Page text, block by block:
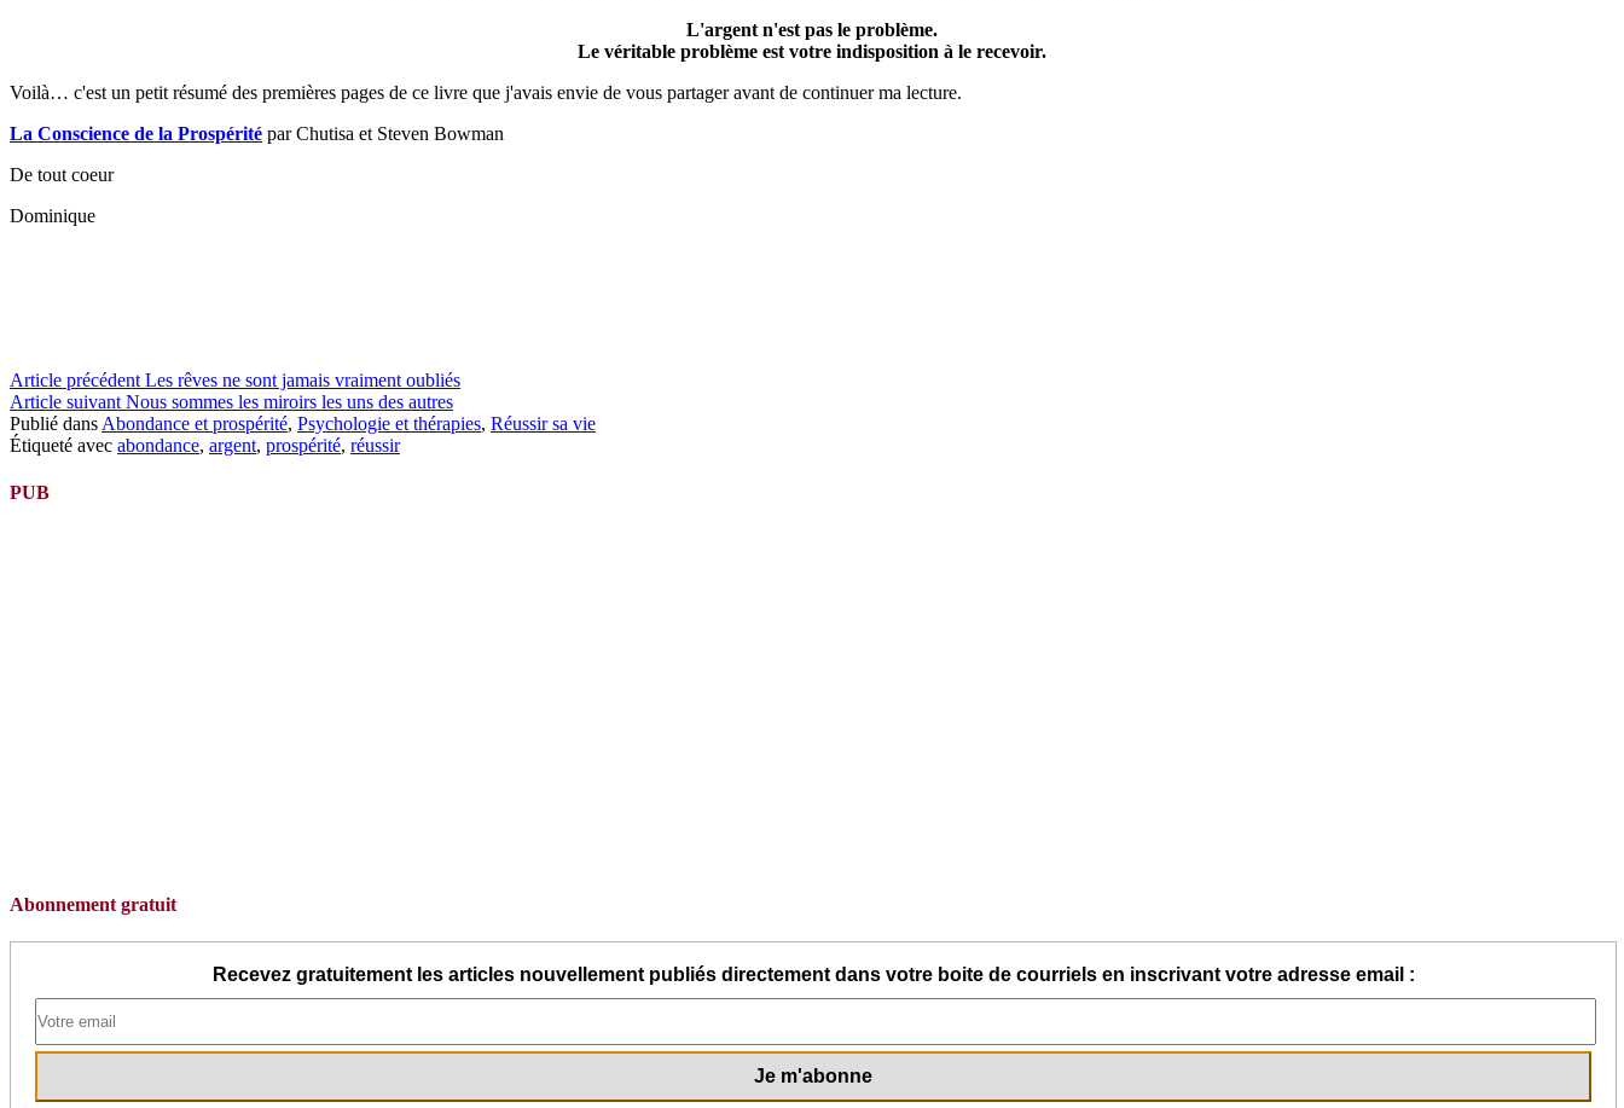
L'argent n'est pas le problème.
Le véritable problème est votre indisposition à le recevoir.
Voilà… c'est un petit résumé des premières pages de ce livre que j'avais envie de vous partager avant de continuer ma lecture.
La Conscience de la Prospérité par Chutisa et Steven Bowman
De tout coeur
Dominique
Lire
la
suite
Article précédent Les rêves ne sont jamais vraiment oubliés
Article suivant Nous sommes les miroirs les uns des autres
Publié dans Abondance et prospérité, Psychologie et thérapies, Réussir sa vie
Étiqueté avec abondance, argent, prospérité, réussir
PUB
Abonnement gratuit
Recevez gratuitement les articles nouvellement publiés directement dans votre boite de courriels en inscrivant votre adresse email :